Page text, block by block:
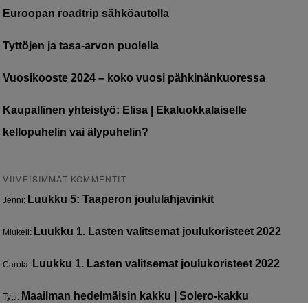
Euroopan roadtrip sähköautolla
Tyttöjen ja tasa-arvon puolella
Vuosikooste 2024 – koko vuosi pähkinänkuoressa
Kaupallinen yhteistyö: Elisa | Ekaluokkalaiselle
kellopuhelin vai älypuhelin?
VIIMEISIMMÄT KOMMENTIT
Jenni: Luukku 5: Taaperon joululahjavinkit
Miukeli: Luukku 1. Lasten valitsemat joulukoristeet 2022
Carola: Luukku 1. Lasten valitsemat joulukoristeet 2022
Tytti: Maailman hedelmäisin kakku | Solero-kakku